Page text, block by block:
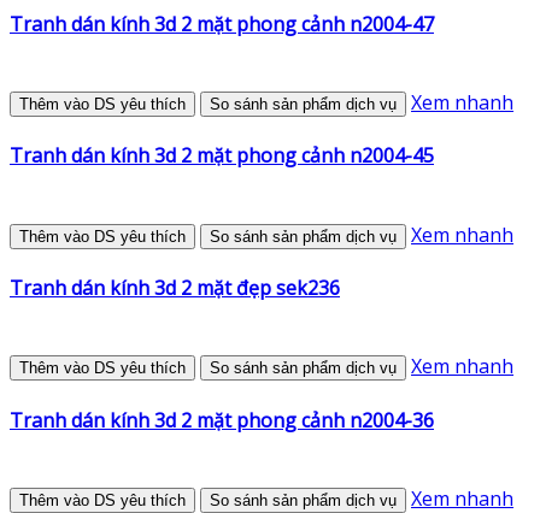
Tranh dán kính 3d 2 mặt phong cảnh n2004-47
Thêm vào DS yêu thích So sánh sản phẩm dịch vụ Xem nhanh
Tranh dán kính 3d 2 mặt phong cảnh n2004-45
Thêm vào DS yêu thích So sánh sản phẩm dịch vụ Xem nhanh
Tranh dán kính 3d 2 mặt đẹp sek236
Thêm vào DS yêu thích So sánh sản phẩm dịch vụ Xem nhanh
Tranh dán kính 3d 2 mặt phong cảnh n2004-36
Thêm vào DS yêu thích So sánh sản phẩm dịch vụ Xem nhanh